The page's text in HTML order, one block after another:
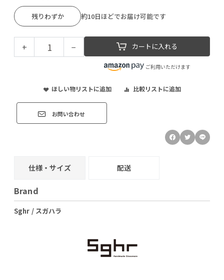
残りわずか 約10日ほどでお届け可能です
+ − カートに入れる
ご利用いただけます
ほしい物リストに追加 比較リストに追加
お問い合わせ
仕様・サイズ 配送
Brand
Sghr / スガハラ